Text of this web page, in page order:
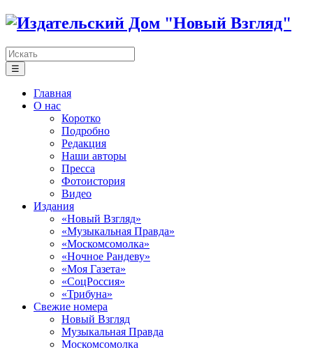
☰
Главная
О нас
Коротко
Подробно
Редакция
Наши авторы
Пресса
Фотоистория
Видео
Издания
«Новый Взгляд»
«Музыкальная Правда»
«Москомсомолка»
«Ночное Рандеву»
«Моя Газета»
«СоцРоссия»
«Трибуна»
Свежие номера
Новый Взгляд
Музыкальная Правда
Москомсомолка